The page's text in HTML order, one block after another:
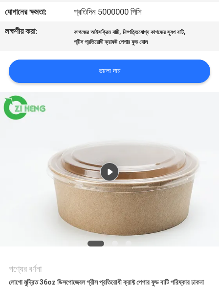
উদ্ধৃতির
জন্য
আবেদন
সাইট
ম্যাপ
যোগানের ক্ষমতা:
প্রতিদিন 5000000 পিসি
লক্ষণীয় করা:
কাগজের আইসক্রিম বাটি,নিষ্পত্তিযোগ্য কাগজের স্যুপ বাটি,
গ্রীস প্রতিরোধী ক্রাফট পেপার ফুড বোল
ভালো দাম
পণ্যের বর্ণনা
লোগো মুদ্রিত 36oz ডিসপোজেবল গ্রীস প্রতিরোধী ক্রাফ্ট পেপার ফুড বাটি পরিষ্কার ঢাকনা